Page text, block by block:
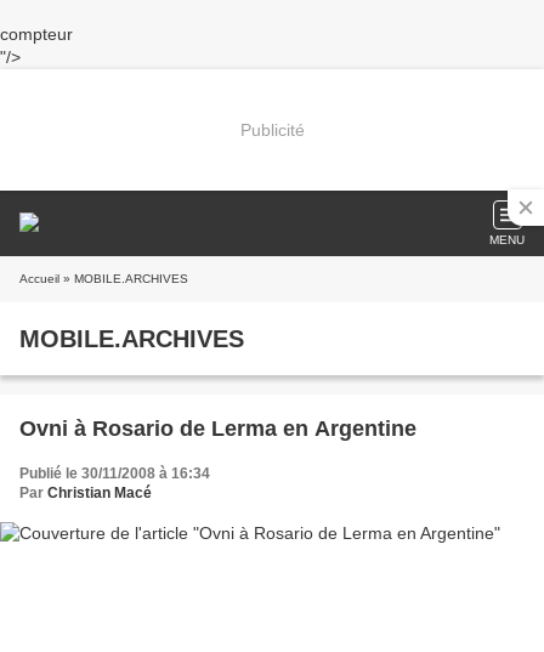
compteur
"/>
Publicité
MENU
Accueil » MOBILE.ARCHIVES
MOBILE.ARCHIVES
Ovni à Rosario de Lerma en Argentine
Publié le 30/11/2008 à 16:34
Par Christian Macé